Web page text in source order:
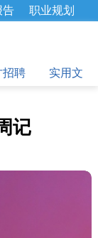
告
职业规划
招聘
实用文
记